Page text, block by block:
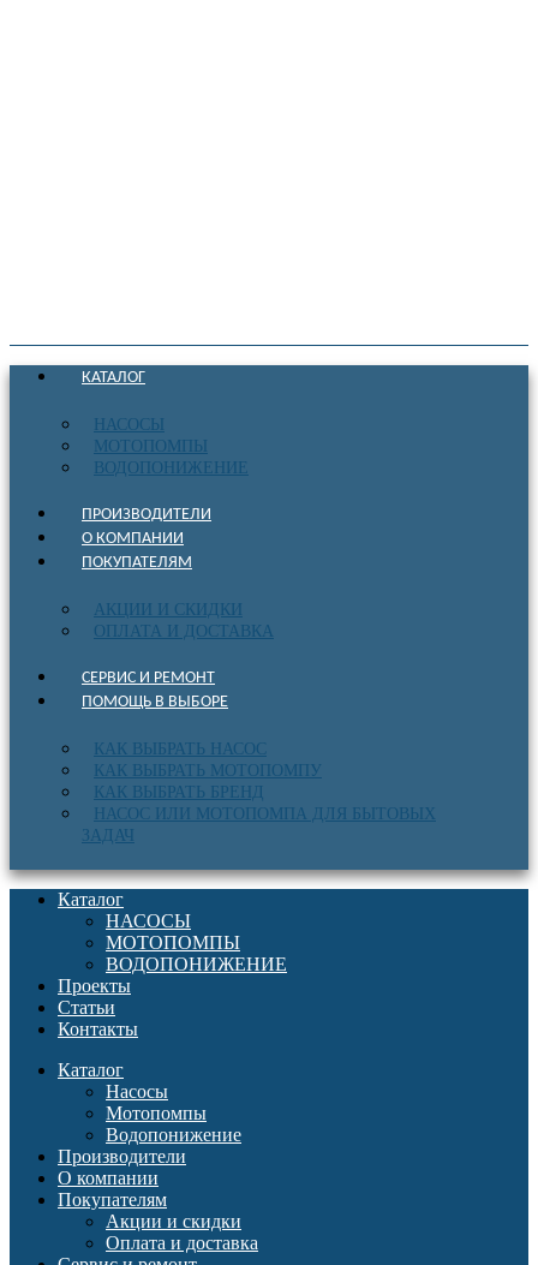
КАТАЛОГ
НАСОСЫ
МОТОПОМПЫ
ВОДОПОНИЖЕНИЕ
ПРОИЗВОДИТЕЛИ
О КОМПАНИИ
ПОКУПАТЕЛЯМ
АКЦИИ И СКИДКИ
ОПЛАТА И ДОСТАВКА
СЕРВИС И РЕМОНТ
ПОМОЩЬ В ВЫБОРЕ
КАК ВЫБРАТЬ НАСОС
КАК ВЫБРАТЬ МОТОПОМПУ
КАК ВЫБРАТЬ БРЕНД
НАСОС ИЛИ МОТОПОМПА ДЛЯ БЫТОВЫХ
ЗАДАЧ
Каталог
НАСОСЫ
МОТОПОМПЫ
ВОДОПОНИЖЕНИЕ
Проекты
Статьи
Контакты
Каталог
Насосы
Мотопомпы
Водопонижение
Производители
О компании
Покупателям
Акции и скидки
Оплата и доставка